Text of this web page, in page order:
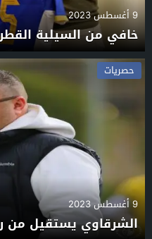
9 أغسطس 2023
خافي من السيلية
حصريات
9 أغسطس 2023
الشرقاوي يستقيل من